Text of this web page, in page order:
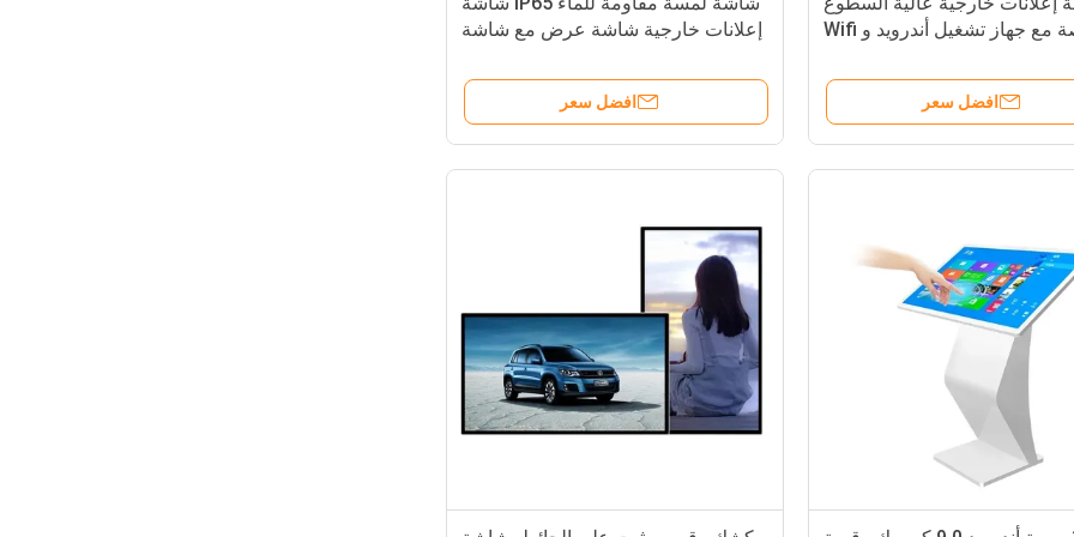
إعلانات خارجية شاشة عرض مع شاشة
افضل سعر
55 بوصة مع جهاز تشغيل أندرويد و Wifi
افضل سعر